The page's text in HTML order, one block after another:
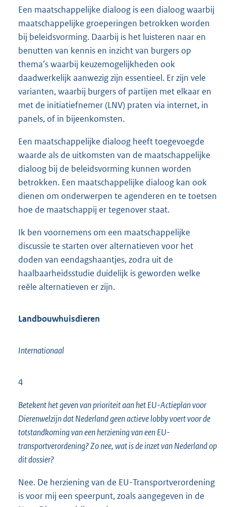
Een maatschappelijke dialoog is een dialoog waarbij
maatschappelijke groeperingen betrokken worden
bij beleidsvorming. Daarbij is het luisteren naar en
benutten van kennis en inzicht van burgers op
thema’s waarbij keuzemogelijkheden ook
daadwerkelijk aanwezig zijn essentieel. Er zijn vele
varianten, waarbij burgers of partijen met elkaar en
met de initiatiefnemer (LNV) praten via internet, in
panels, of in bijeenkomsten.
Een maatschappelijke dialoog heeft toegevoegde
waarde als de uitkomsten van de maatschappelijke
dialoog bij de beleidsvorming kunnen worden
betrokken. Een maatschappelijke dialoog kan ook
dienen om onderwerpen te agenderen en te toetsen
hoe de maatschappij er tegenover staat.
Ik ben voornemens om een maatschappelijke
discussie te starten over alternatieven voor het
doden van eendagshaantjes, zodra uit de
haalbaarheidsstudie duidelijk is geworden welke
reële alternatieven er zijn.
Landbouwhuisdieren
Internationaal
4
Betekent het geven van prioriteit aan het EU-Actieplan voor
Dierenwelzijn dat Nederland geen actieve lobby voert voor de
totstandkoming van een herziening van een EU-
transportverordening? Zo nee, wat is de inzet van Nederland op
dit dossier?
Nee. De herziening van de EU-Transportverordening
is voor mij een speerpunt, zoals aangegeven in de